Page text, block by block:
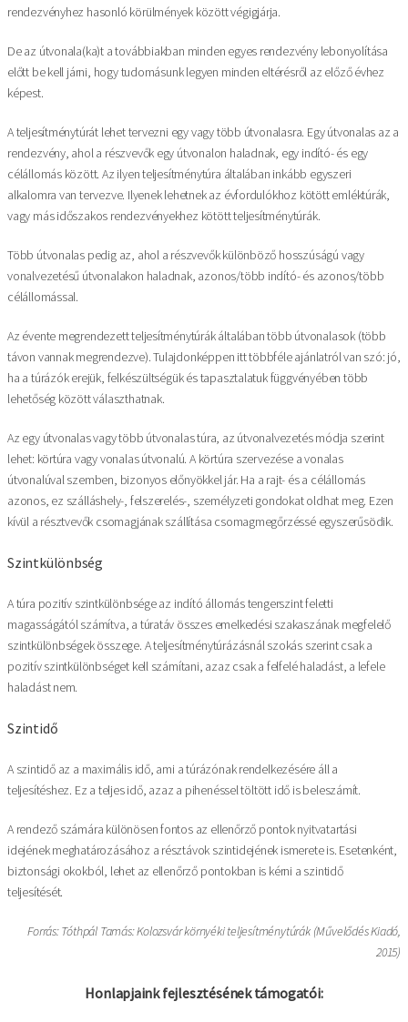
rendezvényhez hasonló körülmények között végigjárja.
De az útvonala(ka)t a továbbiakban minden egyes rendezvény lebonyolítása
előtt be kell járni, hogy tudomásunk legyen minden eltérésről az előző évhez
képest.
A teljesítménytúrát lehet tervezni egy vagy több útvonalasra. Egy útvonalas az a
rendezvény, ahol a részvevők egy útvonalon haladnak, egy indító- és egy
célállomás között. Az ilyen teljesítménytúra általában inkább egyszeri
alkalomra van tervezve. Ilyenek lehetnek az évfordulókhoz kötött emléktúrák,
vagy más időszakos rendezvényekhez kötött teljesítménytúrák.
Több útvonalas pedig az, ahol a részvevők különböző hosszúságú vagy
vonalvezetésű útvonalakon haladnak, azonos/több indító- és azonos/több
célállomással.
Az évente megrendezett teljesítménytúrák általában több útvonalasok (több
távon vannak megrendezve). Tulajdonképpen itt többféle ajánlatról van szó: jó,
ha a túrázók erejük, felkészültségük és tapasztalatuk függvényében több
lehetőség között választhatnak.
Az egy útvonalas vagy több útvonalas túra, az útvonalvezetés módja szerint
lehet: körtúra vagy vonalas útvonalú. A körtúra szervezése a vonalas
útvonalúval szemben, bizonyos előnyökkel jár. Ha a rajt- és a célállomás
azonos, ez szálláshely-, felszerelés-, személyzeti gondokat oldhat meg. Ezen
kívül a résztvevők csomagjának szállítása csomagmegőrzéssé egyszerűsödik.
Szintkülönbség
A túra pozitív szintkülönbsége az indító állomás tengerszint feletti
magasságától számítva, a túratáv összes emelkedési szakaszának megfelelő
szintkülönbségek összege. A teljesítménytúrázásnál szokás szerint csak a
pozitív szintkülönbséget kell számítani, azaz csak a felfelé haladást, a lefele
haladást nem.
Szintidő
A szintidő az a maximális idő, ami a túrázónak rendelkezésére áll a
teljesítéshez. Ez a teljes idő, azaz a pihenéssel töltött idő is beleszámít.
A rendező számára különösen fontos az ellenőrző pontok nyitvatartási
idejének meghatározásához a résztávok szintidejének ismerete is. Esetenként,
biztonsági okokból, lehet az ellenőrző pontokban is kérni a szintidő
teljesítését.
Forrás: Tóthpál Tamás: Kolozsvár környéki teljesítménytúrák (Művelődés Kiadó,
2015)
Honlapjaink fejlesztésének támogatói: